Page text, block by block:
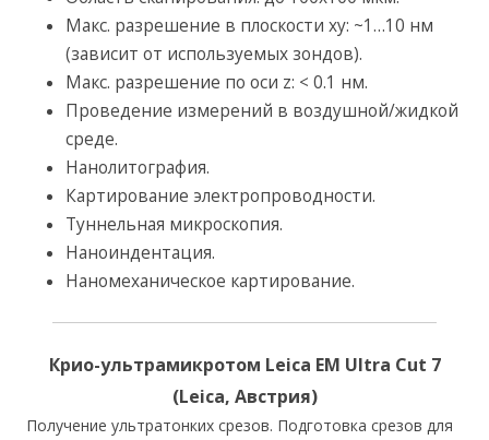
Макс. разрешение в плоскости xy: ~1…10 нм
(зависит от используемых зондов).
Макс. разрешение по оси z: < 0.1 нм.
Проведение измерений в воздушной/жидкой
среде.
Нанолитография.
Картирование электропроводности.
Туннельная микроскопия.
Наноиндентация.
Наномеханическое картирование.
Крио-ультрамикротом Leica EM Ultra Cut 7
(Leica, Австрия)
Получение ультратонких срезов. Подготовка срезов для